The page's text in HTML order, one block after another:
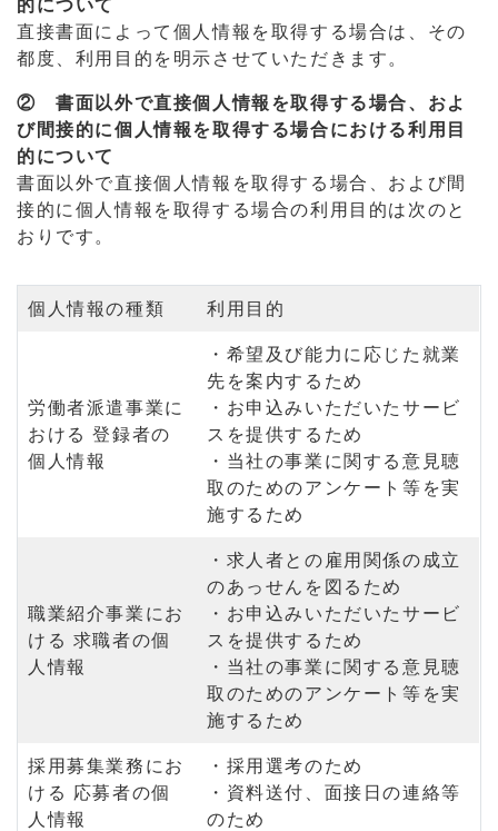
的について
直接書面によって個人情報を取得する場合は、その
都度、利用目的を明示させていただきます。
② 書面以外で直接個人情報を取得する場合、およ
び間接的に個人情報を取得する場合における利用目
的について
書面以外で直接個人情報を取得する場合、および間
接的に個人情報を取得する場合の利用目的は次のと
おりです。
個人情報の種類 利用目的
労働者派遣事業に
おける 登録者の
個人情報
・希望及び能力に応じた就業
先を案内するため
・お申込みいただいたサービ
スを提供するため
・当社の事業に関する意見聴
取のためのアンケート等を実
施するため
職業紹介事業にお
ける 求職者の個
人情報
・求人者との雇用関係の成立
のあっせんを図るため
・お申込みいただいたサービ
スを提供するため
・当社の事業に関する意見聴
取のためのアンケート等を実
施するため
採用募集業務にお
ける 応募者の個
人情報
・採用選考のため
・資料送付、面接日の連絡等
のため